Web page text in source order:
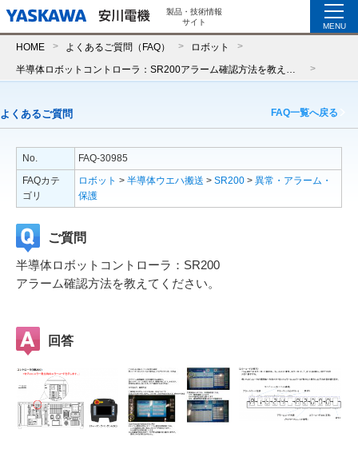
製品・技術情報
サイト
MENU
HOME よくあるご質問（FAQ） ロボット
よくあるご質問 FAQ一覧へ戻る
No.
FAQ-30985
FAQカテ
ゴリ
ロボット > 半導体ウエハ搬送 > SR200 > 異常・アラーム・
保護
ご質問
半導体ロボットコントローラ：SR200
アラーム確認方法を教えてください。
回答